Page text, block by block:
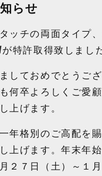
らせ
ッチの両面タイプ
が特許取得致しまし
しておめでとうござ
何卒よろしくご愛
上げます。
年格別のご高配を
上げます。年末年始
２７日（土）～１月